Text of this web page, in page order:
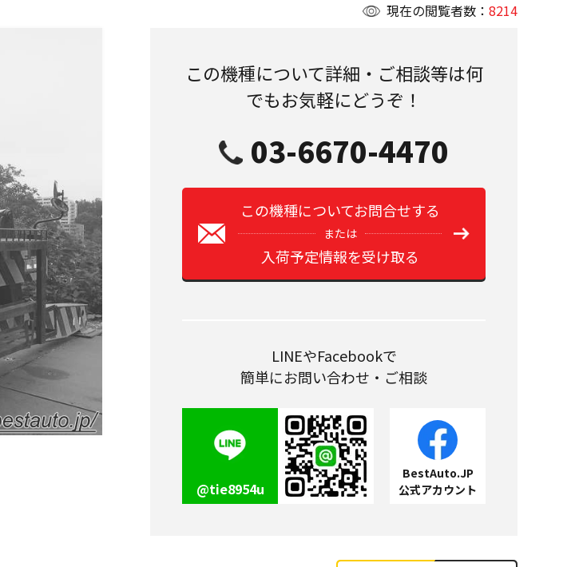
現在の閲覧者数： 8214
この機種について詳細・ご相談等は何
でもお気軽にどうぞ！
03-6670-4470
この機種についてお問合せする
または
入荷予定情報を受け取る
LINEやFacebookで
簡単にお問い合わせ・ご相談
@tie8954u
BestAuto.JP
公式アカウント